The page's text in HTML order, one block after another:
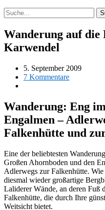
Wanderung auf die
Karwendel
5. September 2009
7 Kommentare
Wanderung: Eng
Engalmen –
Falkenhütte und
Eine der beliebtesten
Großen Ahornboden und den
Adlerwegs zur Falkenhütte.
diesmal wieder großartige
Laliderer Wände, an deren Fuß
Falkenhütte, die durch Ihre
Weitsicht bietet.